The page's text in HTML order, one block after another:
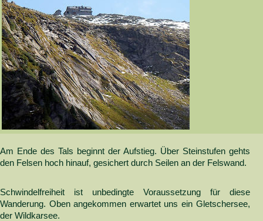
Am Ende des Tals beginnt der Aufstieg. Über Steinstufen gehts
den Felsen hoch hinauf, gesichert durch Seilen an der Felswand.
Schwindelfreiheit ist unbedingte Voraussetzung für diese
Wanderung. Oben angekommen erwartet uns ein Gletschersee,
der Wildkarsee.